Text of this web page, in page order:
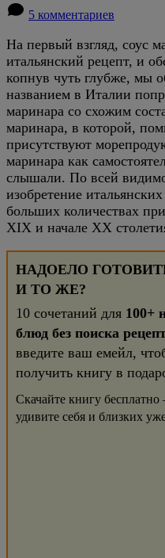
5 комментариев
На первый взгляд, соус
итальянский рецепт, и
копнув чуть глубже, мы
названием в Италии
маринара со схожим
маринара, в которой,
присутствуют
маринара как
слышали. По всей
изобретение
больших количествах
XIX и начале XX
НАДОЕЛО
И ТО ЖЕ?
10 сочетаний для 100+
блюд без поиска
введите ваш емейл,
получить книгу в
Скачайте книгу бесплатно
удивите себя и близких